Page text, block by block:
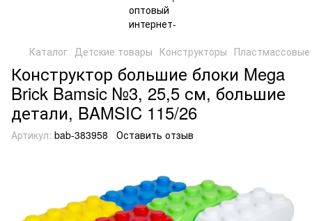
Каталог Детские товары Конструкторы
Конструктор большие блоки Mega
Brick Bamsic №3, 25,5 см, большие
детали, BAMSIC 115/26
Артикул: bab-383958 Оставить отзыв